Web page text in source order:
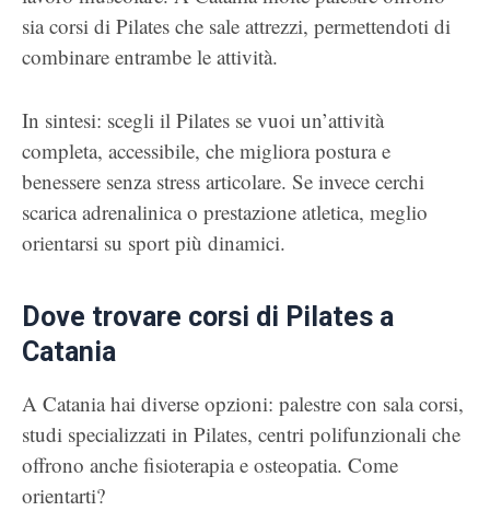
sia corsi di Pilates che sale attrezzi, permettendoti di
combinare entrambe le attività.
In sintesi: scegli il Pilates se vuoi un’attività
completa, accessibile, che migliora postura e
benessere senza stress articolare. Se invece cerchi
scarica adrenalinica o prestazione atletica, meglio
orientarsi su sport più dinamici.
Dove trovare corsi di Pilates a
Catania
A Catania hai diverse opzioni: palestre con sala corsi,
studi specializzati in Pilates, centri polifunzionali che
offrono anche fisioterapia e osteopatia. Come
orientarti?